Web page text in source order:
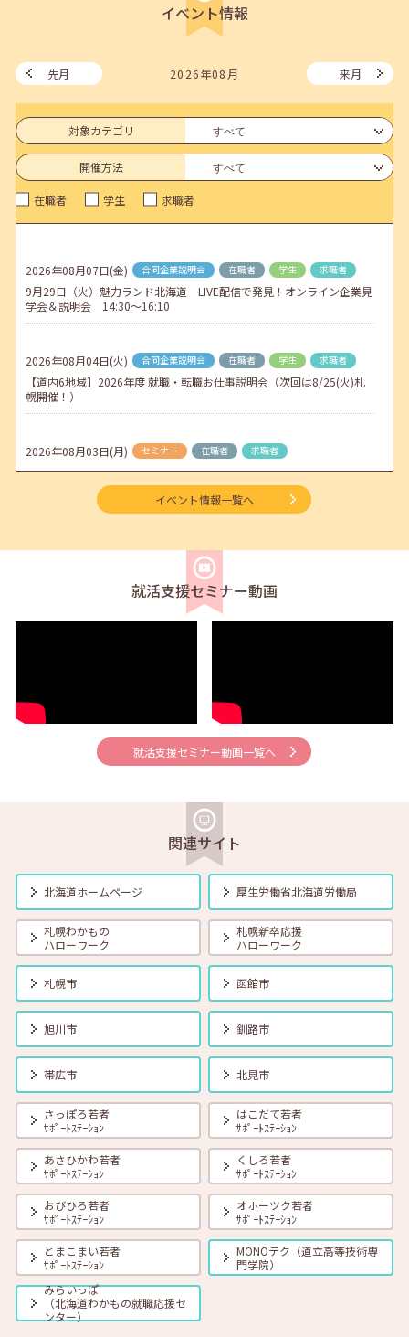
7月のセミナー情報を公開いたしました。
メールカウンセリング、就職決定報告フォーム復旧いたしました。
2026年05月25日(月) jobcafeからのお知らせ
6月のセミナー情報を公開いたしました。
2026年05月01日(金) jobcafeからのお知らせ
連休前後（ゴールデンウィーク）のメールキャリア・アドバイス対応
についてのお知らせ
2026年04月02日(木) jobcafeからのお知らせ
ゴールデンウィーク期間中のご利用について
イベント情報
先月 2026年08月 来月
対象カテゴリ
開催方法
在職者 学生 求職者
2026年08月07日(金) 合同企業説明会 在職者 学生 求職者
9月29日（火）魅力ランド北海道 LIVE配信で発見！オンライン企業見
学会＆説明会 14:30～16:10
2026年08月04日(火) 合同企業説明会 在職者 学生 求職者
【道内6地域】2026年度 就職・転職お仕事説明会（次回は8/25(火)札
幌開催！）
2026年08月03日(月) セミナー 在職者 求職者
【函館・対面】9月4日（金）【未経験可】求人のリアルを知る人事担
当者へのインタビューセミナー 12:50～13:20
【北見・対面】9月16日（水）【未経験可】求人のリアルを知る人事担
当者へのインタビューセミナー 12:40～13:20
2026年08月01日(土) セミナー 在職者 学生 求職者
【オンライン】8月7日（金）こころの健康セルフケア 14:00～14:30
【オンライン】8月13日（木）就職活動のススメ方 14:00～14:30
2026年08月01日(土) セミナー 在職者 学生 求職者
【帯広・対面】8月17日（月）就勝塾 自己分析 ～自分を知って就職活
動～ 14:00～14:40
2026年08月01日(土) セミナー 在職者 学生 求職者
【オンライン】8月18日（火） 転職前に知っておきたい「部下力」ア
ップセミナー～新しい職場で無理なくキャッチアップするためのコミ
ュニケーション術～ 14:00～14:45 定員40名
2026年08月01日(土) 在職者 学生
【函館・対面】8月19日（水）就勝塾 タイプ別「対人ストレス」を減
らす方法 13:30～14:30
2026年08月01日(土) 在職者 学生
【釧路・対面】8月20日（木）就勝塾 いまさら聞けないビジネスマナ
ー 13:30～14:30
2026年08月01日(土) 在職者 学生 求職者
【オンライン】8月20日（木）ビジネスコミュニケーション 報・連・
相 14:00～14:30
イベント情報一覧へ
就活支援セミナー動画
就活支援セミナー動画一覧へ
関連サイト
北海道ホームページ 厚生労働省北海道労働局
札幌わかもの
ハローワーク
札幌新卒応援
ハローワーク
札幌市 函館市
旭川市 釧路市
帯広市 北見市
さっぽろ若者
ｻﾎﾟｰﾄｽﾃｰｼｮﾝ
はこだて若者
ｻﾎﾟｰﾄｽﾃｰｼｮﾝ
あさひかわ若者
ｻﾎﾟｰﾄｽﾃｰｼｮﾝ
くしろ若者
ｻﾎﾟｰﾄｽﾃｰｼｮﾝ
おびひろ若者
ｻﾎﾟｰﾄｽﾃｰｼｮﾝ
オホーツク若者
ｻﾎﾟｰﾄｽﾃｰｼｮﾝ
とまこまい若者
ｻﾎﾟｰﾄｽﾃｰｼｮﾝ
MONOテク（道立高等技術専
門学院）
みらいっぽ
（北海道わかもの就職応援セ
ンター）